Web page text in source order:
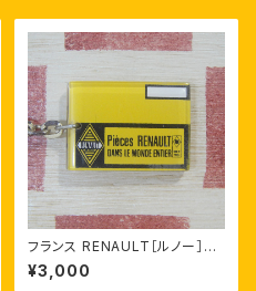
フランス RENAULT［ルノー］自
動車部品 ヴィンテージ キーホ
ルダー
¥3,000